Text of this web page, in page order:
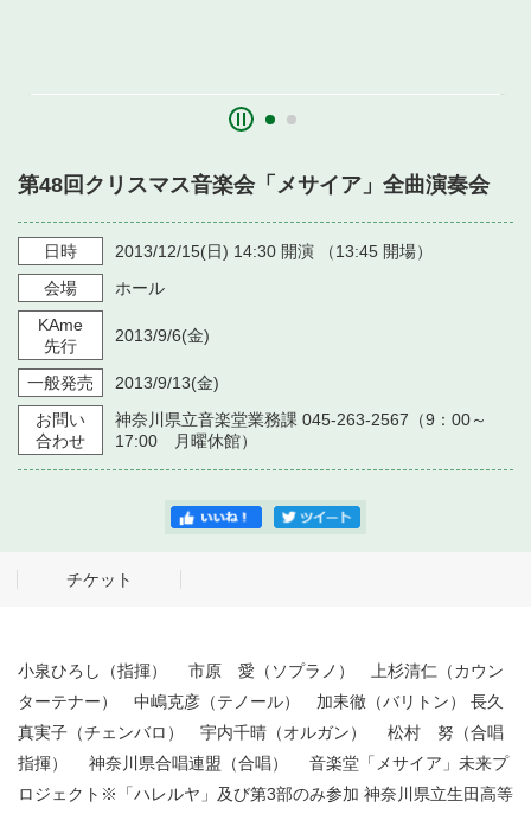
第48回クリスマス音楽会「メサイア」全曲演奏会
日時 2013/12/15(日) 14:30 開演 （13:45 開場）
会場
ホール
KAme
先行
2013/9/6(金)
一般発売 2013/9/13(金)
お問い
合わせ
神奈川県立音楽堂業務課 045-263-2567（9：00～
17:00 月曜休館）
チケット
小泉ひろし（指揮） 市原 愛（ソプラノ） 上杉清仁（カウン
ターテナー） 中嶋克彦（テノール） 加耒徹（バリトン） 長久
真実子（チェンバロ） 宇内千晴（オルガン） 松村 努（合唱
指揮） 神奈川県合唱連盟（合唱） 音楽堂「メサイア」未来プ
ロジェクト※「ハレルヤ」及び第3部のみ参加 神奈川県立生田高等